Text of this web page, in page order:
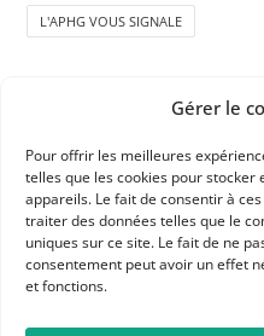
Gérer le
Pour offrir les meilleures
telles que les cookies pour
appareils. Le fait de consentir à
traiter des données telles que le
uniques sur ce site. Le fait de ne
consentement peut avoir un effet
et fonctions.
L'APHG VOUS SIGNALE
Association des